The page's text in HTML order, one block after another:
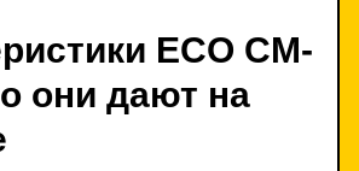
ECO CM-
они дают на